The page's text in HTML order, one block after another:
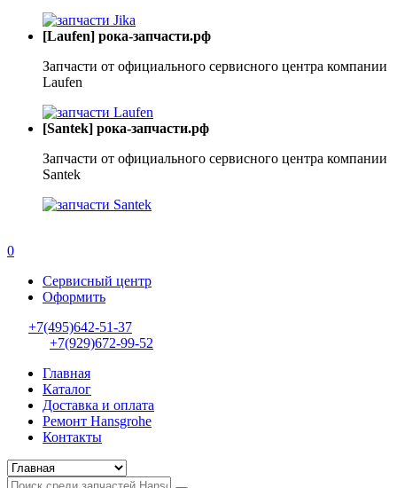
[Laufen] рока-запчасти.рф
Запчасти от официального сервисного центра компании
Laufen
[Santek] рока-запчасти.рф
Запчасти от официального сервисного центра компании
Santek
0
Сервисный центр
Оформить
+7(495)642-51-37
+7(929)672-99-52
Главная
Каталог
Доставка и оплата
Ремонт Hansgrohe
Контакты